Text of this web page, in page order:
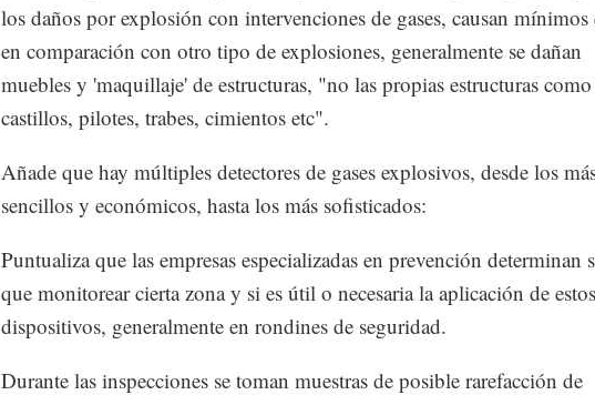
los daños por explosión con intervenciones de gases, causan mínimos
en comparación con otro tipo de explosiones, generalmente se dañan
muebles y 'maquillaje' de estructuras, "no las propias estructuras
castillos, pilotes, trabes, cimientos etc".
Añade que hay múltiples detectores de gases explosivos, desde los
sencillos y económicos, hasta los más sofisticados:
Puntualiza que las empresas especializadas en prevención determinan
que monitorear cierta zona y si es útil o necesaria la aplicación de estos
dispositivos, generalmente en rondines de seguridad.
Durante las inspecciones se toman muestras de posible rarefacción de